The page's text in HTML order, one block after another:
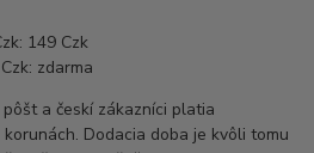
149 Czk
zdarma
a českí zákazníci platia
Dodacia doba je kvôli tomu